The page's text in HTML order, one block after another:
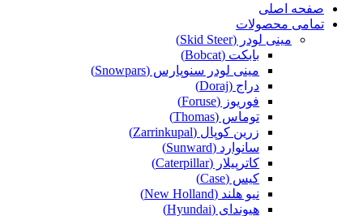
صفحه اصلی
تمامی محصولات
مینی لودر (Skid Steer)
بابکت (Bobcat)
مینی لودر سنوپارس (Snowpars)
دراج (Doraj)
فوریوز (Foruse)
توماس (Thomas)
زرین کوپال (Zarrinkupal)
سانوارد (Sunward)
کاترپیلار (Caterpillar)
کیس (Case)
نیو هلند (New Holland)
هیوندای (Hyundai)